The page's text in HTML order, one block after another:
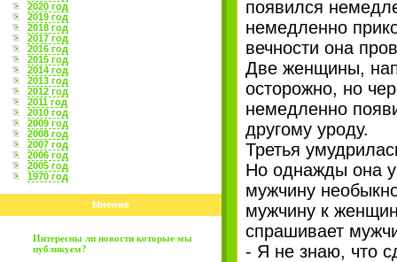
2020 год
2019 год
2018 год
2017 год
2016 год
2015 год
2014 год
2013 год
2012 год
2011 год
2010 год
2009 год
2008 год
2007 год
2006 год
2005 год
1970 год
Мнение
Интересны ли новости которые мы
публикуем?
появился
немедленно
вечности она
Две женщины,
осторожно, но
немедленно
другому уроду.
Третья
Но однажды она
мужчину
мужчину к
спрашивает
- Я не знаю, что